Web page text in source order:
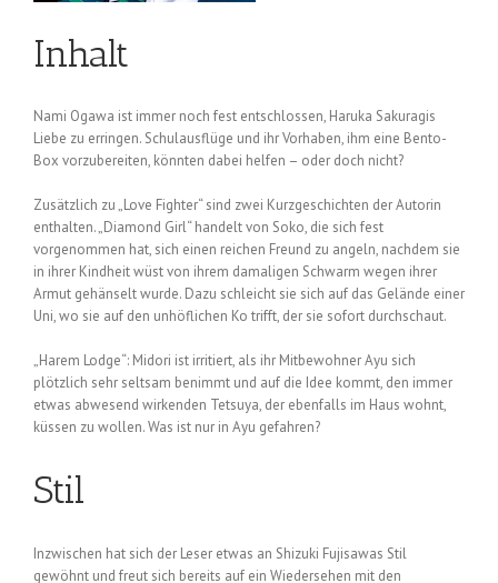
Inhalt
Nami Ogawa ist immer noch fest entschlossen, Haruka Sakuragis
Liebe zu erringen. Schulausflüge und ihr Vorhaben, ihm eine Bento-
Box vorzubereiten, könnten dabei helfen – oder doch nicht?
Zusätzlich zu „Love Fighter“ sind zwei Kurzgeschichten der Autorin
enthalten. „Diamond Girl“ handelt von Soko, die sich fest
vorgenommen hat, sich einen reichen Freund zu angeln, nachdem sie
in ihrer Kindheit wüst von ihrem damaligen Schwarm wegen ihrer
Armut gehänselt wurde. Dazu schleicht sie sich auf das Gelände einer
Uni, wo sie auf den unhöflichen Ko trifft, der sie sofort durchschaut.
„Harem Lodge“: Midori ist irritiert, als ihr Mitbewohner Ayu sich
plötzlich sehr seltsam benimmt und auf die Idee kommt, den immer
etwas abwesend wirkenden Tetsuya, der ebenfalls im Haus wohnt,
küssen zu wollen. Was ist nur in Ayu gefahren?
Stil
Inzwischen hat sich der Leser etwas an Shizuki Fujisawas Stil
gewöhnt und freut sich bereits auf ein Wiedersehen mit den